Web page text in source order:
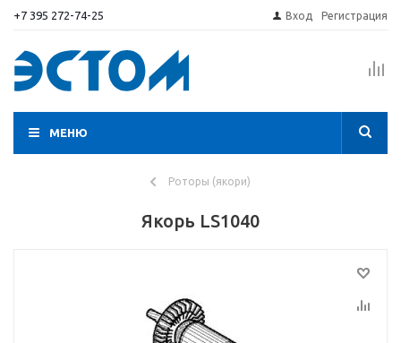
+7 395 272-74-25 Вход Регистрация
МЕНЮ
Роторы (якори)
Якорь LS1040